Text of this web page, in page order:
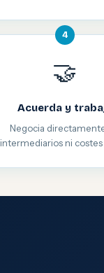
4
🤝
Acuerda y
Negocia
intermediarios ni costes